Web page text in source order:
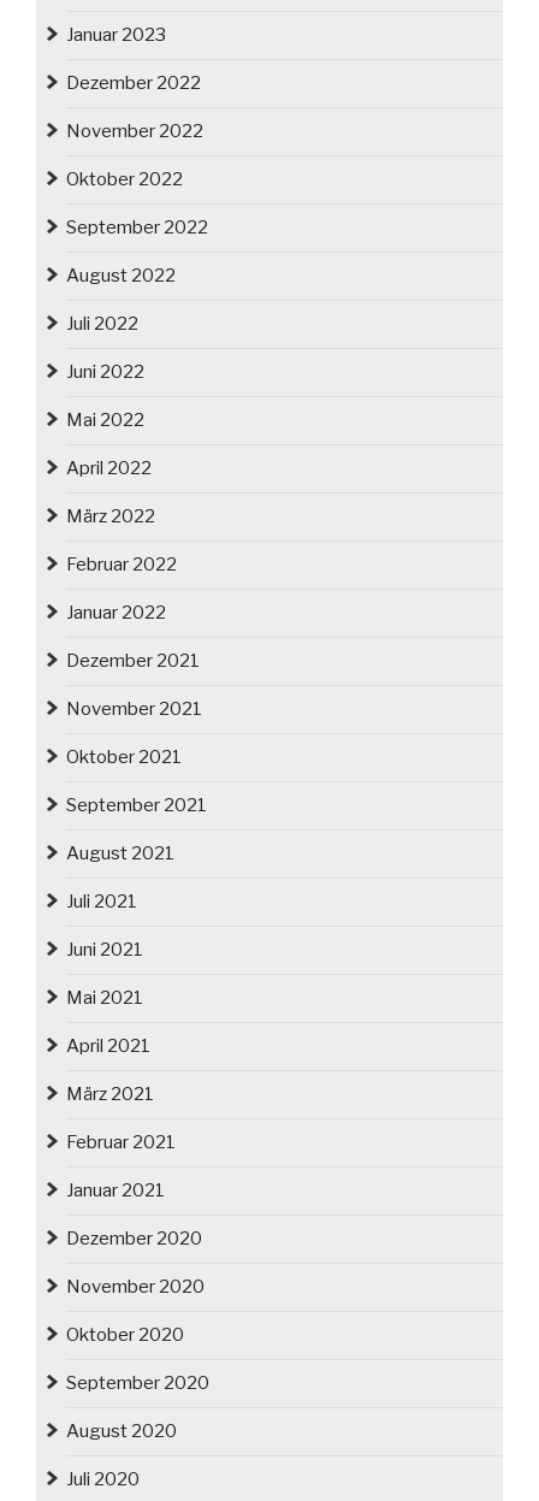
Januar 2023
Dezember 2022
November 2022
Oktober 2022
September 2022
August 2022
Juli 2022
Juni 2022
Mai 2022
April 2022
März 2022
Februar 2022
Januar 2022
Dezember 2021
November 2021
Oktober 2021
September 2021
August 2021
Juli 2021
Juni 2021
Mai 2021
April 2021
März 2021
Februar 2021
Januar 2021
Dezember 2020
November 2020
Oktober 2020
September 2020
August 2020
Juli 2020